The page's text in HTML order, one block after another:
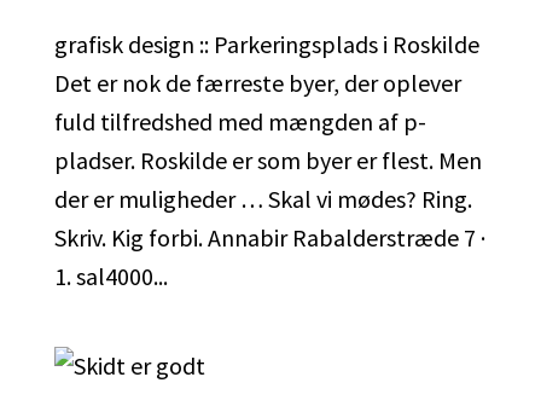
grafisk design :: Parkeringsplads i Roskilde
Det er nok de færreste byer, der oplever
fuld tilfredshed med mængden af p-
pladser. Roskilde er som byer er flest. Men
der er muligheder … Skal vi mødes? Ring.
Skriv. Kig forbi. Annabir Rabalderstræde 7 ·
1. sal4000...